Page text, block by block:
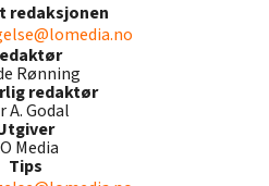
redaksjonen
Rønning
redaktør
A. Godal
Media
Tips